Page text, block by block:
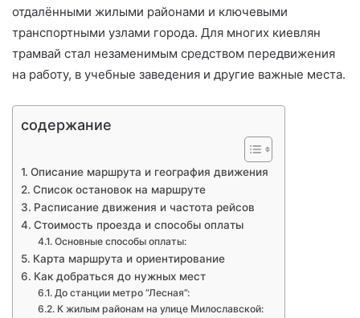
отдалёнными жилыми районами и ключевыми
транспортными узлами города. Для многих киевлян
трамвай стал незаменимым средством передвижения
на работу, в учебные заведения и другие важные места.
содержание
Описание маршрута и география движения
Список остановок на маршруте
Расписание движения и частота рейсов
Стоимость проезда и способы оплаты
Основные способы оплаты:
Карта маршрута и ориентирование
Как добраться до нужных мест
До станции метро “Лесная”:
К жилым районам на улице Милославской: